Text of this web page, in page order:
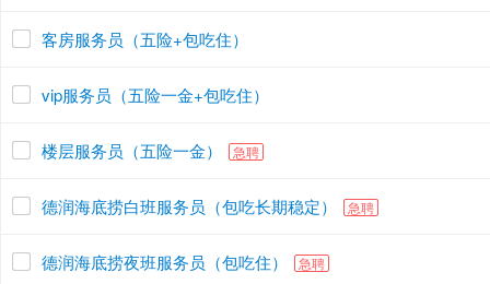
客房服务员（五险+包吃住）
vip服务员（五险一金+包吃住）
楼层服务员（五险一金） 急聘
德润海底捞白班服务员（包吃长期稳定） 急聘
德润海底捞夜班服务员（包吃住） 急聘